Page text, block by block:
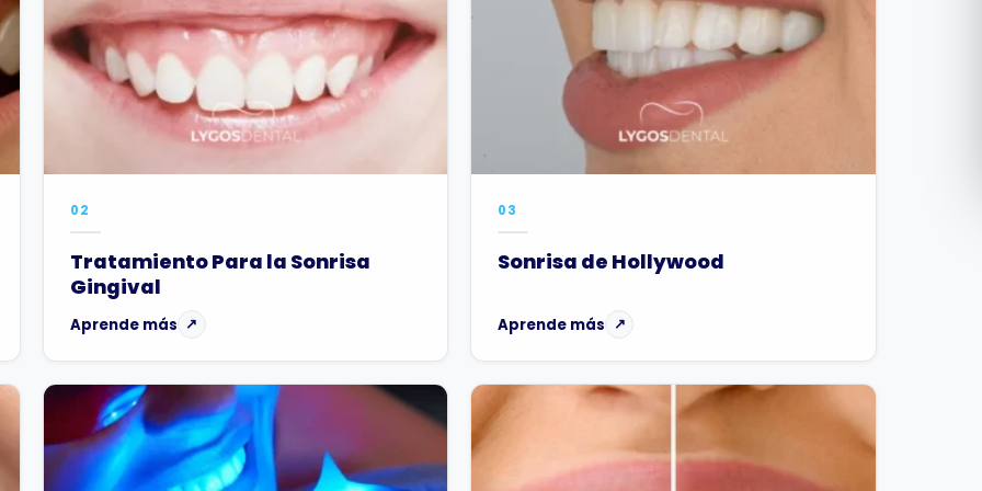
02
Tratamiento Para la Sonrisa
Gingival
Aprende más ↗
03
Sonrisa de Hollywood
Aprende más ↗